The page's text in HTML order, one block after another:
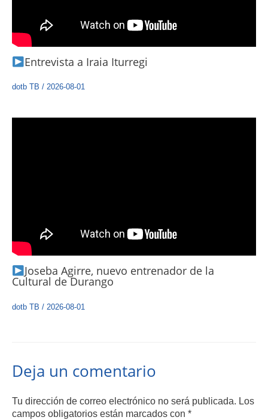
Entrevista a Iraia Iturregi
dotb TB / 2026-08-01
Joseba Agirre, nuevo entrenador de la
Cultural de Durango
dotb TB / 2026-08-01
Deja un comentario
Tu dirección de correo electrónico no será publicada. Los
campos obligatorios están marcados con *